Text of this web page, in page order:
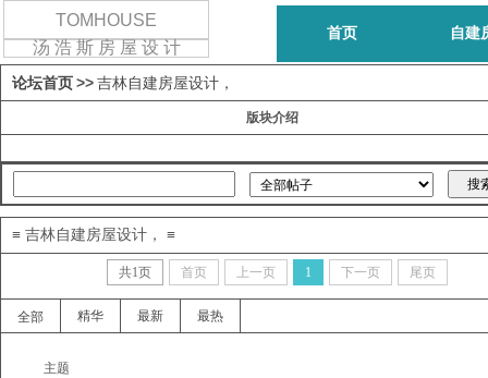
TOMHOUSE
汤 浩 斯 房 屋 设 计
首页 自建
论坛首页>>吉林自建房屋设计，
版块介绍
≡ 吉林自建房屋设计， ≡
共1页 首页 上一页 1 下一页 尾页
全部 精华 最新 最热
主题